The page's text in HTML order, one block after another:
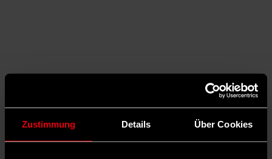
Zustimmung Details Über Cookies
Teilen 1 Kommentare